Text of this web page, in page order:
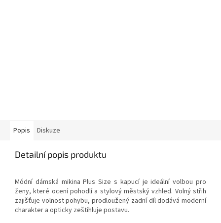
Popis Diskuze
Detailní popis produktu
Módní dámská mikina Plus Size s kapucí je ideální volbou pro
ženy, které ocení pohodlí a stylový městský vzhled. Volný střih
zajišťuje volnost pohybu, prodloužený zadní díl dodává moderní
charakter a opticky zeštíhluje postavu.